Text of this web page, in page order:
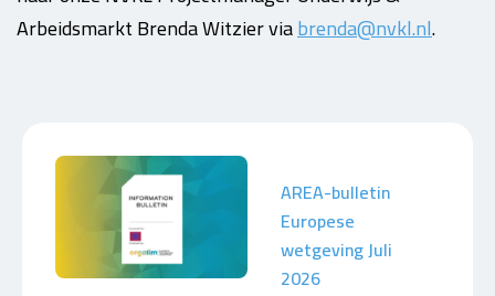
Arbeidsmarkt Brenda Witzier viabrenda@nvkl.nl.
AREA-bulletin
Europese
wetgeving Juli
2026